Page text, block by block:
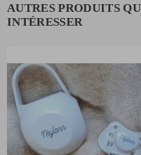
AUTRES PRODUITS
INTÉRESSER